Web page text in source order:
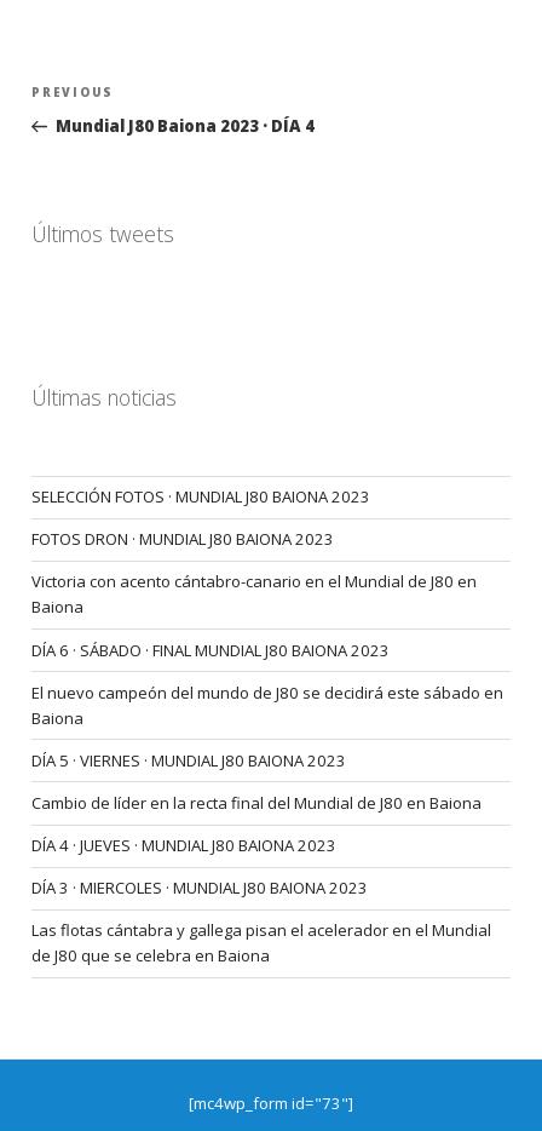
Navegación
entradas
Previous
Post
PREVIOUS
Mundial J80 Baiona 2023 · DÍA 4
Últimos tweets
Últimas noticias
SELECCIÓN FOTOS · MUNDIAL J80 BAIONA 2023
FOTOS DRON · MUNDIAL J80 BAIONA 2023
Victoria con acento cántabro-canario en el Mundial de J80 en
Baiona
DÍA 6 · SÁBADO · FINAL MUNDIAL J80 BAIONA 2023
El nuevo campeón del mundo de J80 se decidirá este sábado en
Baiona
DÍA 5 · VIERNES · MUNDIAL J80 BAIONA 2023
Cambio de líder en la recta final del Mundial de J80 en Baiona
DÍA 4 · JUEVES · MUNDIAL J80 BAIONA 2023
DÍA 3 · MIERCOLES · MUNDIAL J80 BAIONA 2023
Las flotas cántabra y gallega pisan el acelerador en el Mundial
de J80 que se celebra en Baiona
[mc4wp_form id="73"]